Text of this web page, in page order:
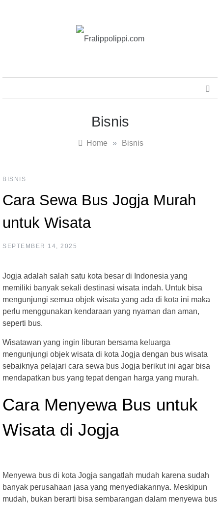
Bisnis
Home » Bisnis
BISNIS
Cara Sewa Bus Jogja Murah
untuk Wisata
SEPTEMBER 14, 2025
Jogja adalah salah satu kota besar di Indonesia yang
memiliki banyak sekali destinasi wisata indah. Untuk bisa
mengunjungi semua objek wisata yang ada di kota ini maka
perlu menggunakan kendaraan yang nyaman dan aman,
seperti bus.
Wisatawan yang ingin liburan bersama keluarga
mengunjungi objek wisata di kota Jogja dengan bus wisata
sebaiknya pelajari cara sewa bus Jogja berikut ini agar bisa
mendapatkan bus yang tepat dengan harga yang murah.
Cara Menyewa Bus untuk
Wisata di Jogja
Menyewa bus di kota Jogja sangatlah mudah karena sudah
banyak perusahaan jasa yang menyediakannya. Meskipun
mudah, bukan berarti bisa sembarangan dalam menyewa bus